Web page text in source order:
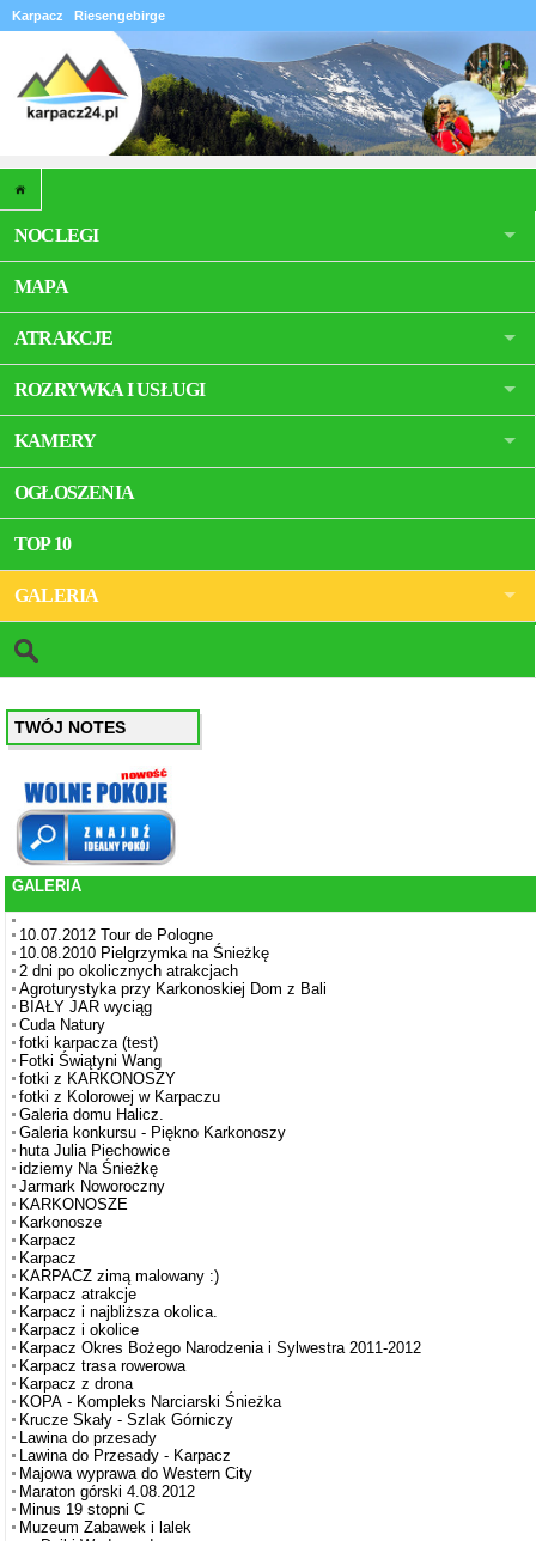
Karpacz Riesengebirge
NOCLEGI
MAPA
ATRAKCJE
ROZRYWKA I USŁUGI
KAMERY
OGŁOSZENIA
TOP 10
GALERIA
TWÓJ NOTES
GALERIA
10.07.2012 Tour de Pologne
10.08.2010 Pielgrzymka na Śnieżkę
2 dni po okolicznych atrakcjach
Agroturystyka przy Karkonoskiej Dom z Bali
BIAŁY JAR wyciąg
Cuda Natury
fotki karpacza (test)
Fotki Świątyni Wang
fotki z KARKONOSZY
fotki z Kolorowej w Karpaczu
Galeria domu Halicz.
Galeria konkursu - Piękno Karkonoszy
huta Julia Piechowice
idziemy Na Śnieżkę
Jarmark Noworoczny
KARKONOSZE
Karkonosze
Karpacz
Karpacz
KARPACZ zimą malowany :)
Karpacz atrakcje
Karpacz i najbliższa okolica.
Karpacz i okolice
Karpacz Okres Bożego Narodzenia i Sylwestra 2011-2012
Karpacz trasa rowerowa
Karpacz z drona
KOPA - Kompleks Narciarski Śnieżka
Krucze Skały - Szlak Górniczy
Lawina do przesady
Lawina do Przesady - Karpacz
Majowa wyprawa do Western City
Maraton górski 4.08.2012
Minus 19 stopni C
Muzeum Zabawek i lalek